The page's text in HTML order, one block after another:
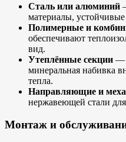
Сталь или алюминий
материалы,
Полимерные и
обеспечивают
вид.
Утеплённые секции —
минеральная набивка
тепла.
Направляющие и
нержавеющей стали
Монтаж и